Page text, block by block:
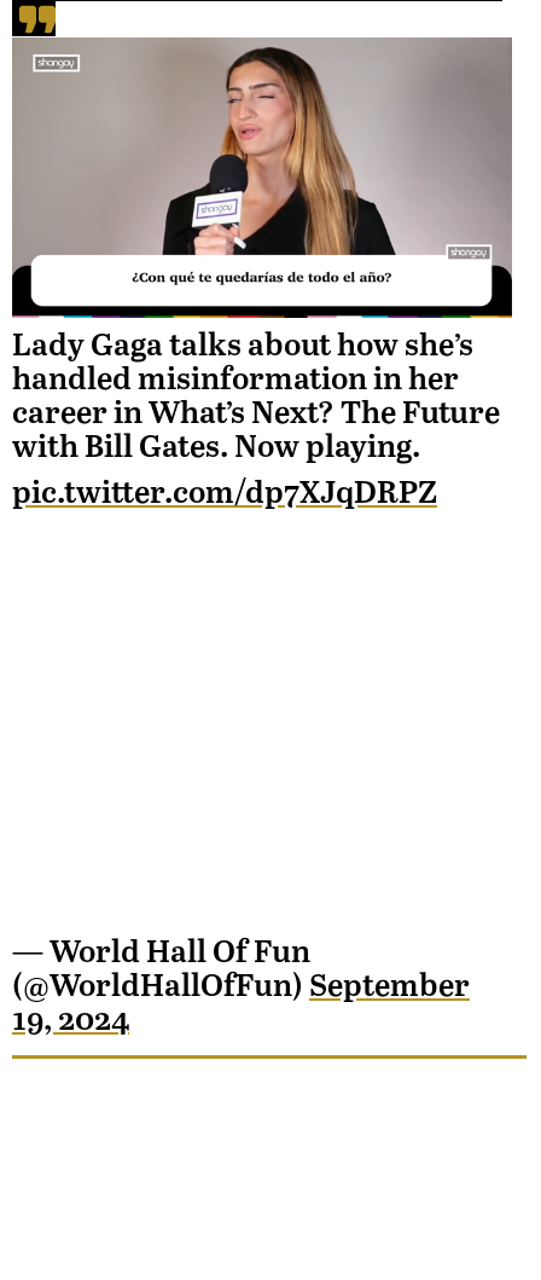
Loaded
35.97%
Lady Gaga talks about how she’s
handled misinformation in her
career in What’s Next? The Future
with Bill Gates. Now playing.
pic.twitter.com/dp7XJqDRPZ
— World Hall Of Fun
(@WorldHallOfFun) September
19, 2024